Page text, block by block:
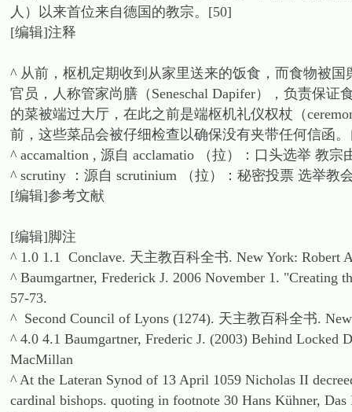
人）以来首位来自德国的教宗。[50]
[编辑]注释
^ 从前，枢机定期收到从家里送来的饭食，而食物被国
官员，人称管家尚膳（Seneschal Dapifer），负责保
的菜被端过大厅，在此之前是端枢机礼仪权杖（
前，这些菜品会被仔细检查以确保没有夹带任何信函
^ accamaltion , 源自 acclamatio （拉）：口头选举 教
^ scrutiny ：源自 scrutinium （拉）：秘密投票 选举教
[编辑]参考文献
[编辑]脚注
^ 1.0 1.1 Conclave. 天主教百科全书. New York: Robert
^ Baumgartner, Frederick J. 2006 November 1. "Creating
57-73.
^ Second Council of Lyons (1274). 天主教百科全书.
^ 4.0 4.1 Baumgartner, Frederic J. (2003) Behind Locked
MacMillan
^ At the Lateran Synod of 13 April 1059 Nicholas II
cardinal bishops. quoting in footnote 30 Hans Kühner,